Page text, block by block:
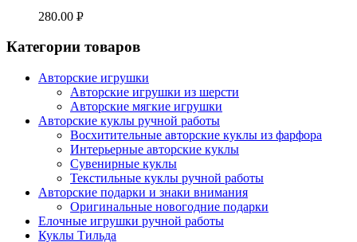
280.00 Р
Категории товаров
Авторские игрушки
Авторские игрушки из шерсти
Авторские мягкие игрушки
Авторские куклы ручной работы
Восхитительные авторские куклы из фарфора
Интерьерные авторские куклы
Сувенирные куклы
Текстильные куклы ручной работы
Авторские подарки и знаки внимания
Оригинальные новогодние подарки
Елочные игрушки ручной работы
Куклы Тильда